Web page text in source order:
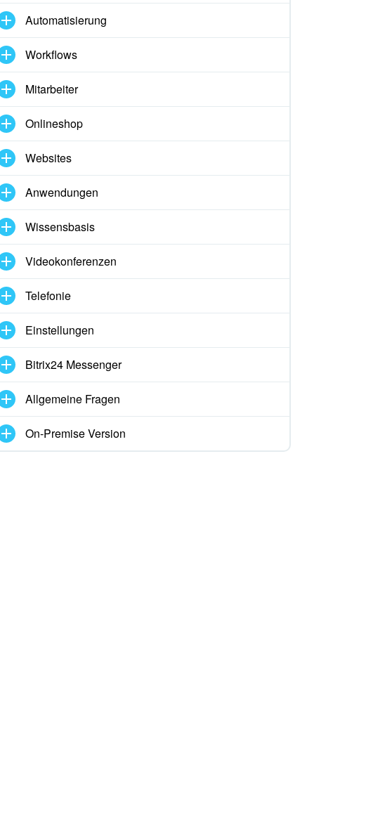
Automatisierung
Workflows
Mitarbeiter
Onlineshop
Websites
Anwendungen
Wissensbasis
Videokonferenzen
Telefonie
Einstellungen
Bitrix24 Messenger
Allgemeine Fragen
On-Premise Version